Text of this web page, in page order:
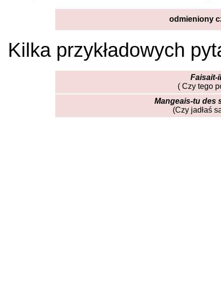
odmieniony
Kilka przykładowych
Faisait-
( Czy tego
Mangeais-tu des
(Czy jadłaś